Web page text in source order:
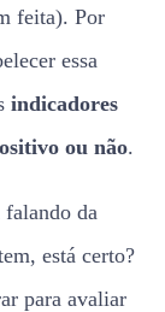
feita). Por
essa
indicadores
ou não.
da
está certo?
para avaliar